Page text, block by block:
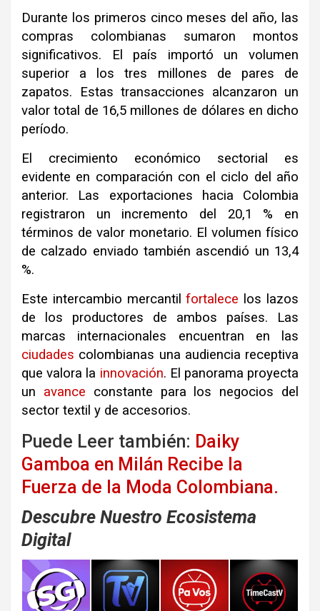
Durante los primeros cinco meses del año, las
compras colombianas sumaron montos
significativos.
El país importó un volumen
superior a los tres millones de pares de
zapatos.
Estas transacciones alcanzaron un
valor total de 16,5 millones de dólares en dicho
período.
El crecimiento económico sectorial es
evidente en comparación con el ciclo del año
anterior. Las exportaciones hacia Colombia
registraron un incremento del 20,1 % en
términos de valor monetario. El volumen físico
de calzado enviado también ascendió un 13,4
%.
Este intercambio mercantilfortalece los lazos
de los productores de ambos países. Las
marcas internacionales encuentran en las
ciudades colombianas una audiencia receptiva
que valora la innovación. El panorama proyecta
un avance constante para los negocios del
sector textil y de accesorios.
Puede Leer también: Daiky
Gamboa en Milán Recibe la
Fuerza de la Moda Colombiana.
Descubre Nuestro Ecosistema
Digital